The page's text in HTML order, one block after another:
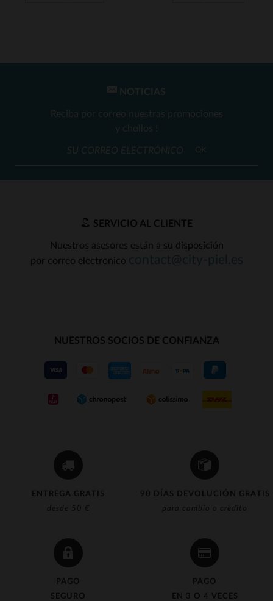
TALLAS DISPONIBLES
L
TALLAS DISPONIBLES
50
ENTREGA GRATIS
desde 50 €
90 DÍAS DEVOLUCIÓN GRATIS
para cambio o crédito
PAGO
SEGURO
PAGO
EN 3 O 4 VECES
NOTICIAS
Reciba por correo nuestras promociones
y chollos !
OK
SERVICIO AL CLIENTE
Nuestros asesores están a su disposición
por correo electronico
NUESTROS SOCIOS DE CONFIANZA